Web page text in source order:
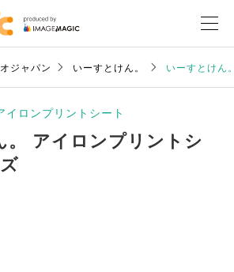
ジャパン いーすとけん。 いーすとけん
イロンプリントシート
。 アイロンプリントシ